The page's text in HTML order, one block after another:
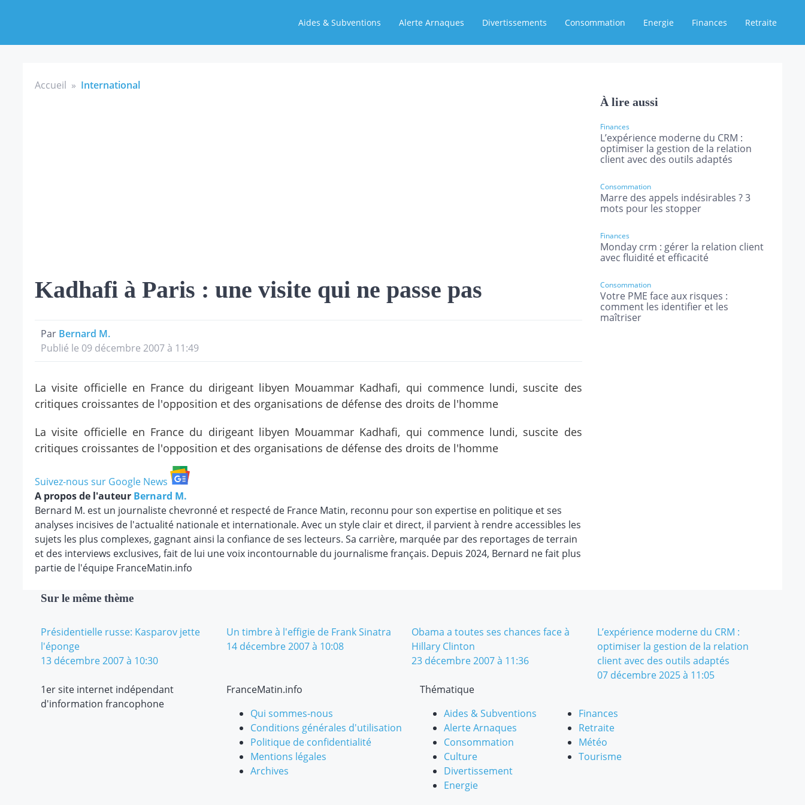
Aides & Subventions Alerte Arnaques Divertissements Consommation Energie Finances Retraite
Accueil » International
Kadhafi à Paris : une visite qui ne passe pas
Par Bernard M.
Publié le 09 décembre 2007 à 11:49
La visite officielle en France du dirigeant libyen Mouammar Kadhafi, qui commence lundi, suscite des
critiques croissantes de l'opposition et des organisations de défense des droits de l'homme
La visite officielle en France du dirigeant libyen Mouammar Kadhafi, qui commence lundi, suscite des
critiques croissantes de l'opposition et des organisations de défense des droits de l'homme
Suivez-nous sur Google News
A propos de l'auteur Bernard M.
Bernard M. est un journaliste chevronné et respecté de France Matin, reconnu pour son expertise en politique et ses
analyses incisives de l'actualité nationale et internationale. Avec un style clair et direct, il parvient à rendre accessibles les
sujets les plus complexes, gagnant ainsi la confiance de ses lecteurs. Sa carrière, marquée par des reportages de terrain
et des interviews exclusives, fait de lui une voix incontournable du journalisme français. Depuis 2024, Bernard ne fait plus
partie de l'équipe FranceMatin.info
À lire aussi
Finances
L’expérience moderne du CRM :
optimiser la gestion de la relation
client avec des outils adaptés
Consommation
Marre des appels indésirables ? 3
mots pour les stopper
Finances
Monday crm : gérer la relation client
avec fluidité et efficacité
Consommation
Votre PME face aux risques :
comment les identifier et les
maîtriser
Sur le même thème
Présidentielle russe: Kasparov jette
l'éponge
13 décembre 2007 à 10:30
Un timbre à l'effigie de Frank Sinatra
14 décembre 2007 à 10:08
Obama a toutes ses chances face à
Hillary Clinton
23 décembre 2007 à 11:36
L’expérience moderne du CRM :
optimiser la gestion de la relation
client avec des outils adaptés
07 décembre 2025 à 11:05
1er site internet indépendant
d'information francophone
FranceMatin.info
Qui sommes-nous
Conditions générales d'utilisation
Politique de confidentialité
Mentions légales
Archives
Thématique
Aides & Subventions
Alerte Arnaques
Consommation
Culture
Divertissement
Energie
Finances
Retraite
Météo
Tourisme